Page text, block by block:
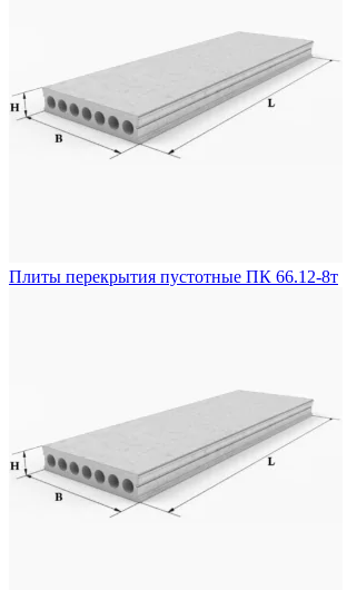
Плиты перекрытия пустотные ПК 66.12-8т